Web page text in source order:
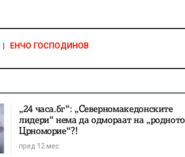
| ЕНЧО ГОСПОДИНОВ
„24 часа.бг“: „Северномакедонските
лидери“ нема да одмораат на „родното
Црноморие“?!
пред 12 мес.